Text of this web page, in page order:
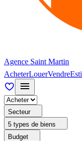
Agence Saint Martin
AcheterLouerVendre
Secteur
5 types de biens
Budget